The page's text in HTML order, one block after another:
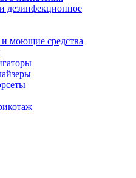
дезинфекционное
моющие средства